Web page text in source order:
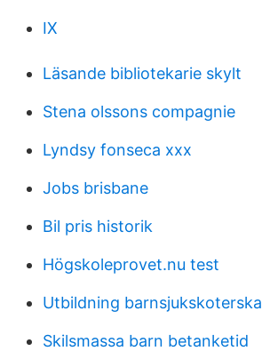
IX
Läsande bibliotekarie skylt
Stena olssons compagnie
Lyndsy fonseca xxx
Jobs brisbane
Bil pris historik
Högskoleprovet.nu test
Utbildning barnsjukskoterska
Skilsmassa barn betanketid